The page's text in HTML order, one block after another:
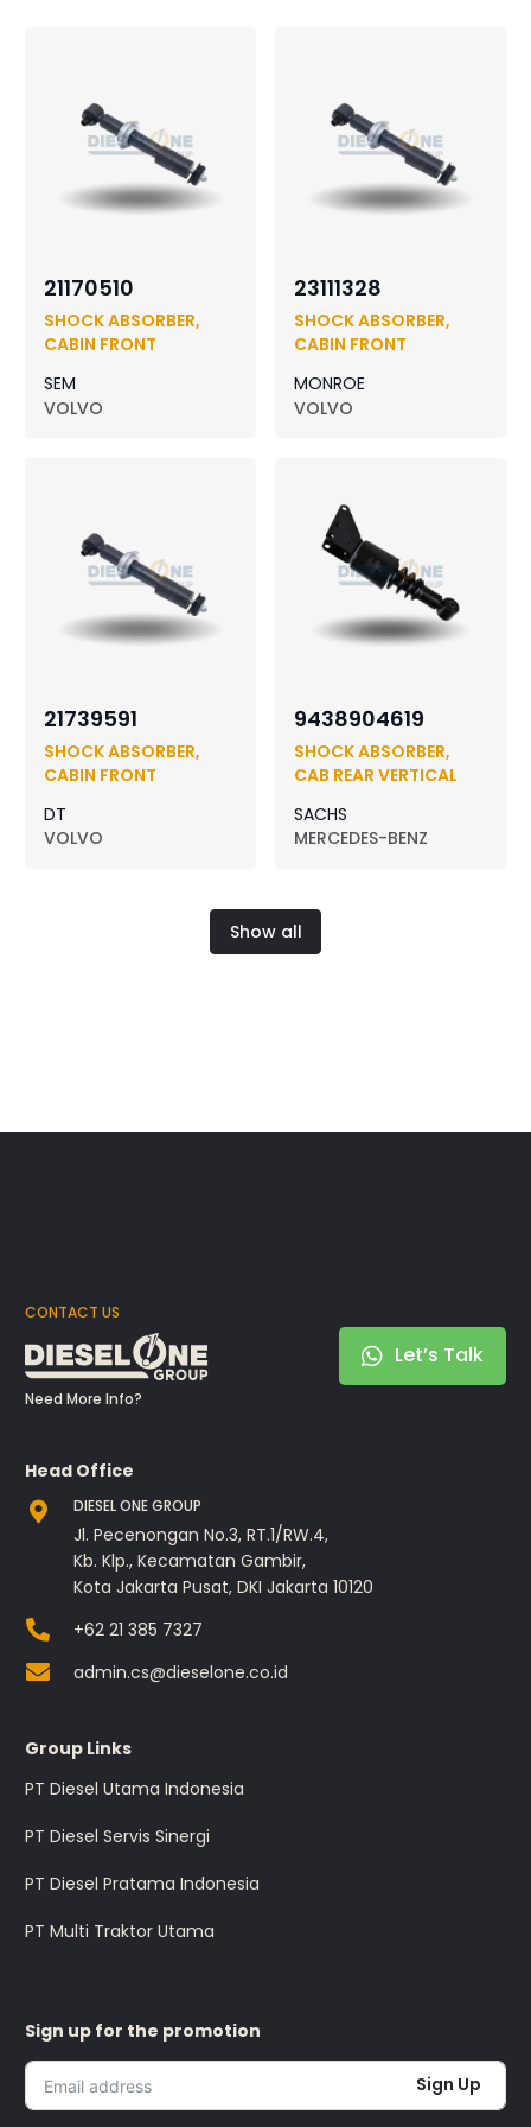
21170510
SHOCK ABSORBER,
CABIN FRONT
SEM
VOLVO
23111328
SHOCK ABSORBER,
CABIN FRONT
MONROE
VOLVO
21739591
SHOCK ABSORBER,
CABIN FRONT
DT
VOLVO
9438904619
SHOCK ABSORBER,
CAB REAR VERTICAL
SACHS
MERCEDES-BENZ
Show all
CONTACT US
Need More Info?
Let’s Talk
Head Office
DIESEL ONE GROUP
Jl. Pecenongan No.3, RT.1/RW.4,
Kb. Klp., Kecamatan Gambir,
Kota Jakarta Pusat, DKI Jakarta 10120
+62 21 385 7327
admin.cs@dieselone.co.id
Group Links
PT Diesel Utama Indonesia
PT Diesel Servis Sinergi
PT Diesel Pratama Indonesia
PT Multi Traktor Utama
Sign up for the promotion
Sign Up